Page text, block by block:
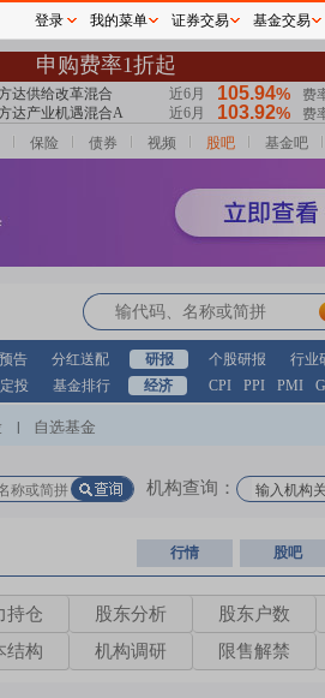
保险 债券 视频 股吧 基金吧
告 分红送配 研报 个股研报 行业
投
基金排行 经济 CPI PPI PMI
自选基金
机构查询：
行情 股吧
持仓 股东分析 股东户数
结构
机构调研 限售解禁
登录 我的菜单 证券交易 基金交易